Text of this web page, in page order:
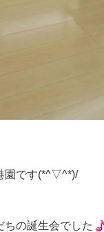
園です(*^▽^*)/
ちの誕生会でした